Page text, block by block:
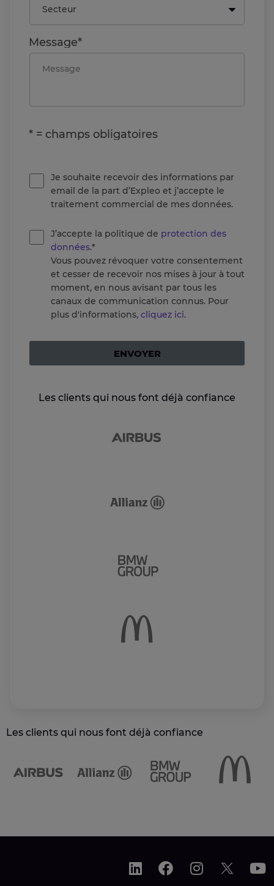
Les clients qui nous font déjà confiance
Message*
* = champs obligatoires
Je souhaite recevoir des informations par
email de la part d’Expleo et j’accepte le
traitement commercial de mes données.
J’accepte la politique de protection des
données.*
Vous pouvez révoquer votre consentement
et cesser de recevoir nos mises à jour à tout
moment, en nous avisant par tous les
canaux de communication connus. Pour
plus d'informations, cliquez ici.
ENVOYER
Les clients qui nous font déjà confiance